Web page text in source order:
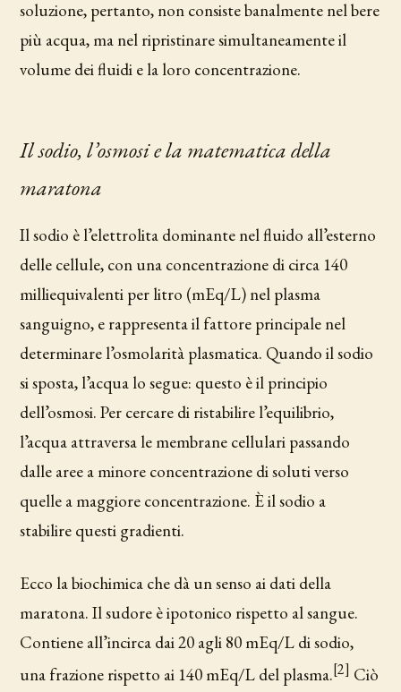
soluzione, pertanto, non consiste banalmente nel bere
più acqua, ma nel ripristinare simultaneamente il
volume dei fluidi e la loro concentrazione.
Il sodio, l’osmosi e la matematica della
maratona
Il sodio è l’elettrolita dominante nel fluido all’esterno
delle cellule, con una concentrazione di circa 140
milliequivalenti per litro (mEq/L) nel plasma
sanguigno, e rappresenta il fattore principale nel
determinare l’osmolarità plasmatica. Quando il sodio
si sposta, l’acqua lo segue: questo è il principio
dell’osmosi. Per cercare di ristabilire l’equilibrio,
l’acqua attraversa le membrane cellulari passando
dalle aree a minore concentrazione di soluti verso
quelle a maggiore concentrazione. È il sodio a
stabilire questi gradienti.
Ecco la biochimica che dà un senso ai dati della
maratona. Il sudore è ipotonico rispetto al sangue.
Contiene all’incirca dai 20 agli 80 mEq/L di sodio,
una frazione rispetto ai 140 mEq/L del plasma.[2] Ciò